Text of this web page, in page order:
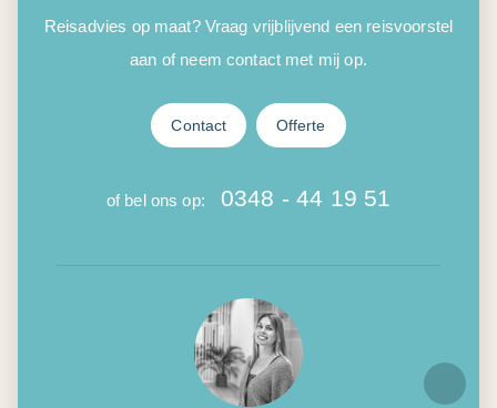
Reisadvies op maat? Vraag vrijblijvend een reisvoorstel
aan of neem contact met mij op.
Contact Offerte
of bel ons op: 0348 - 44 19 51